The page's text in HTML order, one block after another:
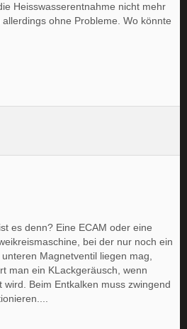
Heisswasserentnahme nicht mehr
ohne Probleme. Wo könnte
es denn? Eine ECAM oder eine
bei der nur noch ein
Magnetventil liegen mag,
man ein KLackgeräusch, wenn
Beim Entkalken muss zwingend